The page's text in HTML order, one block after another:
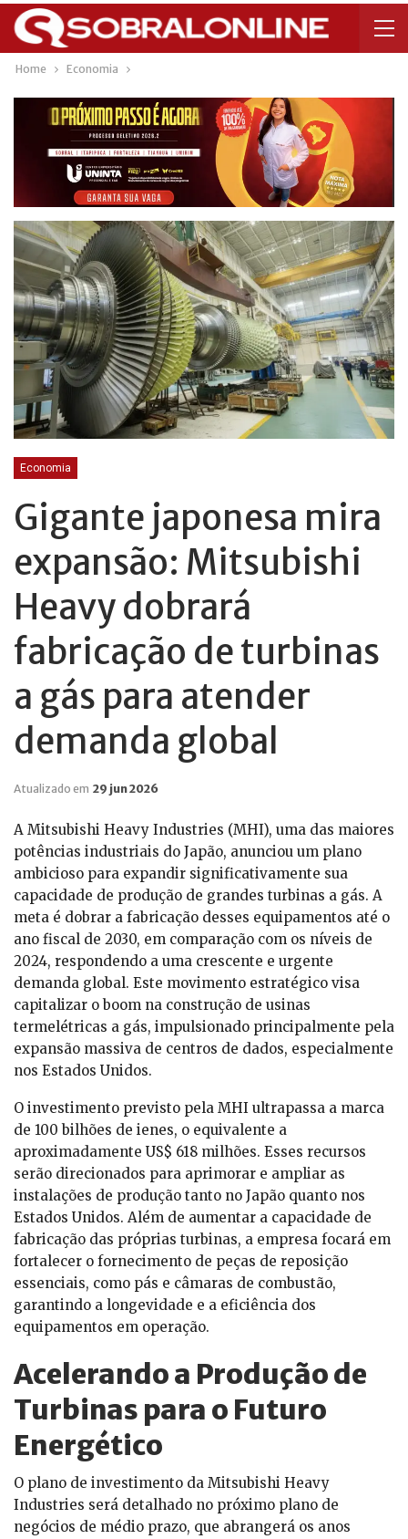
Home Economia
Economia
Gigante japonesa mira
expansão: Mitsubishi
Heavy dobrará
fabricação de turbinas
a gás para atender
demanda global
Atualizado em 29 jun 2026
A Mitsubishi Heavy Industries (MHI), uma das maiores
potências industriais do Japão, anunciou um plano
ambicioso para expandir significativamente sua
capacidade de produção de grandes turbinas a gás. A
meta é dobrar a fabricação desses equipamentos até o
ano fiscal de 2030, em comparação com os níveis de
2024, respondendo a uma crescente e urgente
demanda global. Este movimento estratégico visa
capitalizar o boom na construção de usinas
termelétricas a gás, impulsionado principalmente pela
expansão massiva de centros de dados, especialmente
nos Estados Unidos.
O investimento previsto pela MHI ultrapassa a marca
de 100 bilhões de ienes, o equivalente a
aproximadamente US$ 618 milhões. Esses recursos
serão direcionados para aprimorar e ampliar as
instalações de produção tanto no Japão quanto nos
Estados Unidos. Além de aumentar a capacidade de
fabricação das próprias turbinas, a empresa focará em
fortalecer o fornecimento de peças de reposição
essenciais, como pás e câmaras de combustão,
garantindo a longevidade e a eficiência dos
equipamentos em operação.
Acelerando a Produção de
Turbinas para o Futuro
Energético
O plano de investimento da Mitsubishi Heavy
Industries será detalhado no próximo plano de
negócios de médio prazo, que abrangerá os anos